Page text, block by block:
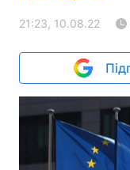
21:23, 10.08.22